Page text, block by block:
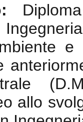
allo